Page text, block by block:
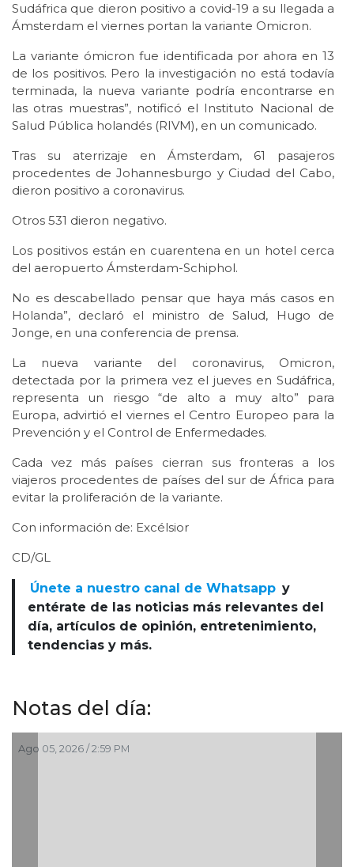
Sudáfrica que dieron positivo a covid-19 a su llegada a
Ámsterdam el viernes portan la variante Omicron.
La variante ómicron fue identificada por ahora en 13
de los positivos. Pero la investigación no está todavía
terminada, la nueva variante podría encontrarse en
las otras muestras”, notificó el Instituto Nacional de
Salud Pública holandés (RIVM), en un comunicado.
Tras su aterrizaje en Ámsterdam, 61 pasajeros
procedentes de Johannesburgo y Ciudad del Cabo,
dieron positivo a coronavirus.
Otros 531 dieron negativo.
Los positivos están en cuarentena en un hotel cerca
del aeropuerto Ámsterdam-Schiphol.
No es descabellado pensar que haya más casos en
Holanda”, declaró el ministro de Salud, Hugo de
Jonge, en una conferencia de prensa.
La nueva variante del coronavirus, Omicron,
detectada por la primera vez el jueves en Sudáfrica,
representa un riesgo “de alto a muy alto” para
Europa, advirtió el viernes el Centro Europeo para la
Prevención y el Control de Enfermedades.
Cada vez más países cierran sus fronteras a los
viajeros procedentes de países del sur de África para
evitar la proliferación de la variante.
Con información de: Excélsior
CD/GL
Únete a nuestro canal de Whatsapp y
entérate de las noticias más relevantes del
día, artículos de opinión, entretenimiento,
tendencias y más.
Notas del día:
Ago 05, 2026 / 2:59 PM